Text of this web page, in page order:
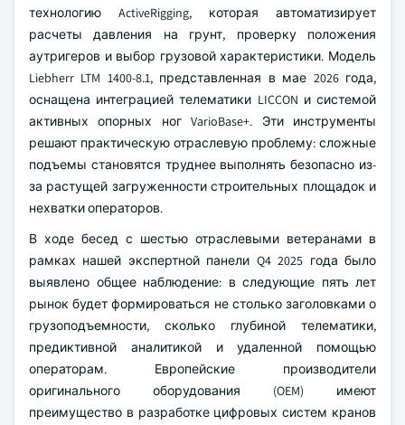
технологию ActiveRigging, которая автоматизирует
расчеты давления на грунт, проверку положения
аутригеров и выбор грузовой характеристики. Модель
Liebherr LTM 1400-8.1, представленная в мае 2026 года,
оснащена интеграцией телематики LICCON и системой
активных опорных ног VarioBase+. Эти инструменты
решают практическую отраслевую проблему: сложные
подъемы становятся труднее выполнять безопасно из-
за растущей загруженности строительных площадок и
нехватки операторов.
В ходе бесед с шестью отраслевыми ветеранами в
рамках нашей экспертной панели Q4 2025 года было
выявлено общее наблюдение: в следующие пять лет
рынок будет формироваться не столько заголовками о
грузоподъемности, сколько глубиной телематики,
предиктивной аналитикой и удаленной помощью
операторам. Европейские производители
оригинального оборудования (OEM) имеют
преимущество в разработке цифровых систем кранов